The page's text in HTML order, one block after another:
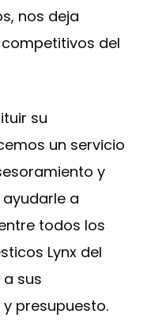
nos deja
del
su
un servicio
y
a
todos los
Lynx del
sus
presupuesto.